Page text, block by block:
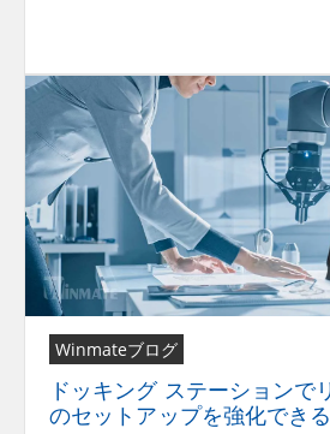
Winmateブログ
ドッキング ステーションで
のセットアップを強化できる